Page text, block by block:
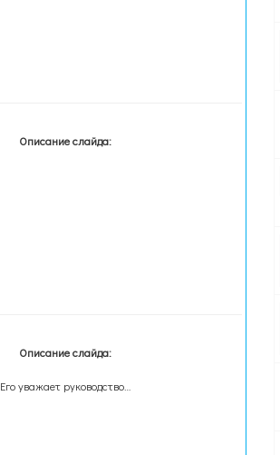
Описание слайда:
Описание слайда:
Его уважает руководство…